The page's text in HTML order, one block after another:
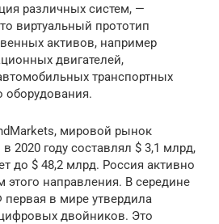
различных систем, —
виртуальный прототип
активов, например
двигателей,
транспортных
оборудования.
мировой рынок
2020 году составлял $ 3,1 млрд,
до $ 48,2 млрд. Россия активно
этого направления. В середине
первая в мире утвердила
двойников. Это